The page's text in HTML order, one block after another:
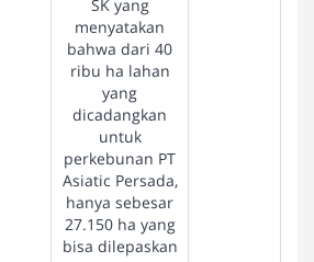
SK yang
menyatakan
bahwa dari 40
ribu ha lahan
yang
dicadangkan
untuk
perkebunan PT
Asiatic Persada,
hanya sebesar
27.150 ha yang
bisa dilepaskan